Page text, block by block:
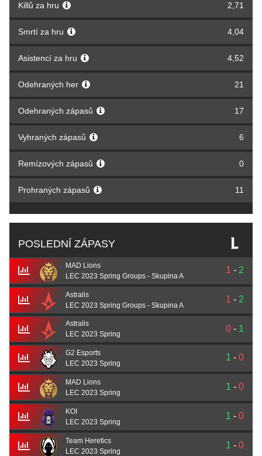
Killů za hru 2,71
Smrtí za hru 4,04
Asistencí za hru 4,52
Odehraných her 21
Odehraných zápasů 17
Vyhraných zápasů 6
Remízových zápasů 0
Prohraných zápasů 11
POSLEDNÍ ZÁPASY
MAD Lions
LEC 2023 Spring Groups - Skupina A
1 - 2
Astralis
LEC 2023 Spring Groups - Skupina A
1 - 2
Astralis
LEC 2023 Spring
0 - 1
G2 Esports
LEC 2023 Spring
1 - 0
MAD Lions
LEC 2023 Spring
1 - 0
KOI
LEC 2023 Spring
1 - 0
Team Heretics
LEC 2023 Spring
1 - 0